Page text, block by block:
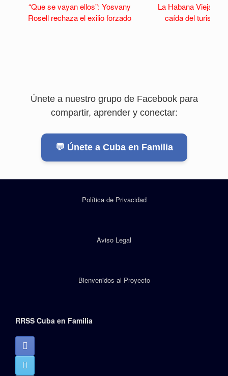
“Que se vayan ellos”: Yosvany
Rosell rechaza el exilio forzado
La Habana Vieja se
caída del turismo
Únete a nuestro grupo de Facebook para
compartir, aprender y conectar:
💬 Únete a Cuba en Familia
Política de Privacidad
Aviso Legal
Bienvenidos al Proyecto
RRSS Cuba en Familia